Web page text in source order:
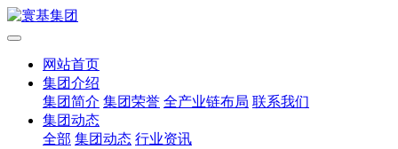
网站首页
集团介绍
集团简介 集团荣誉 全产业链布局 联系我们
集团动态
全部 集团动态 行业资讯